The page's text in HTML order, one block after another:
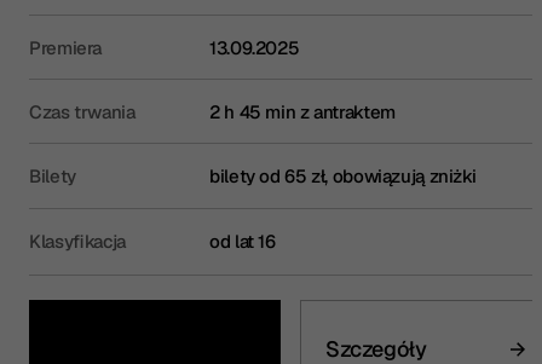
Premiera 13.09.2025
Czas trwania 2 h 45 min z antraktem
Bilety bilety od 65 zł, obowiązują zniżki
Klasyfikacja od lat 16
Szczegóły